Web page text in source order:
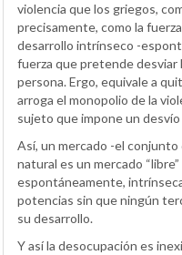
violencia que los griegos,
precisamente, como la
desarrollo intrínseco -
fuerza que pretende desviar
persona. Ergo, equivale a
arroga el monopolio de la
sujeto que impone un
Así, un mercado -el
natural es un mercado
espontáneamente,
potencias sin que ningún
su desarrollo.
Y así la desocupación es